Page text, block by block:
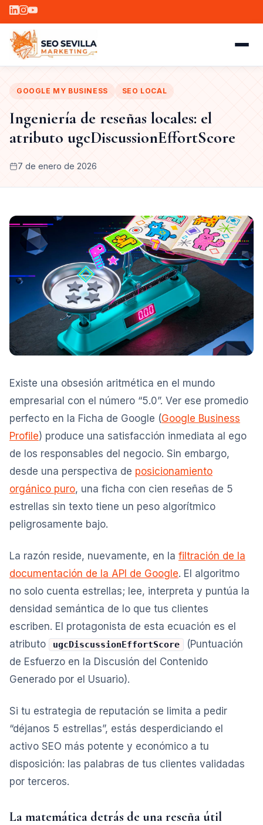
GOOGLE MY BUSINESS SEO LOCAL
Ingeniería de reseñas locales: el
atributo ugcDiscussionEffortScore
7 de enero de 2026
Existe una obsesión aritmética en el mundo
empresarial con el número “5.0”. Ver ese promedio
perfecto en la Ficha de Google (Google Business
Profile) produce una satisfacción inmediata al ego
de los responsables del negocio. Sin embargo,
desde una perspectiva de posicionamiento
orgánico puro, una ficha con cien reseñas de 5
estrellas sin texto tiene un peso algorítmico
peligrosamente bajo.
La razón reside, nuevamente, en la filtración de la
documentación de la API de Google. El algoritmo
no solo cuenta estrellas; lee, interpreta y puntúa la
densidad semántica de lo que tus clientes
escriben. El protagonista de esta ecuación es el
atributo
ugcDiscussionEffortScore
(Puntuación
de Esfuerzo en la Discusión del Contenido
Generado por el Usuario).
Si tu estrategia de reputación se limita a pedir
“déjanos 5 estrellas”, estás desperdiciando el
activo SEO más potente y económico a tu
disposición: las palabras de tus clientes validadas
por terceros.
La matemática detrás de una reseña útil